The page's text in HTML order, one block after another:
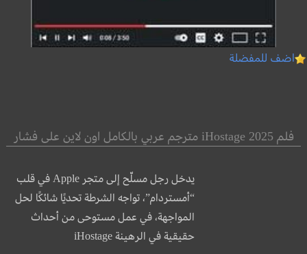
اضف للمفضلة
فلم iHostage 2025 مترجم عربي بالكامل اون لاين على فشار
يدخل رجل مسلّح إلى متجر Apple في قلب
“أمستردام”، تواجه الشرطة تحديًا شائكًا لحل
المواجهة، في عمل مستوحى من أحداث
حقيقية في الرهينة iHostage